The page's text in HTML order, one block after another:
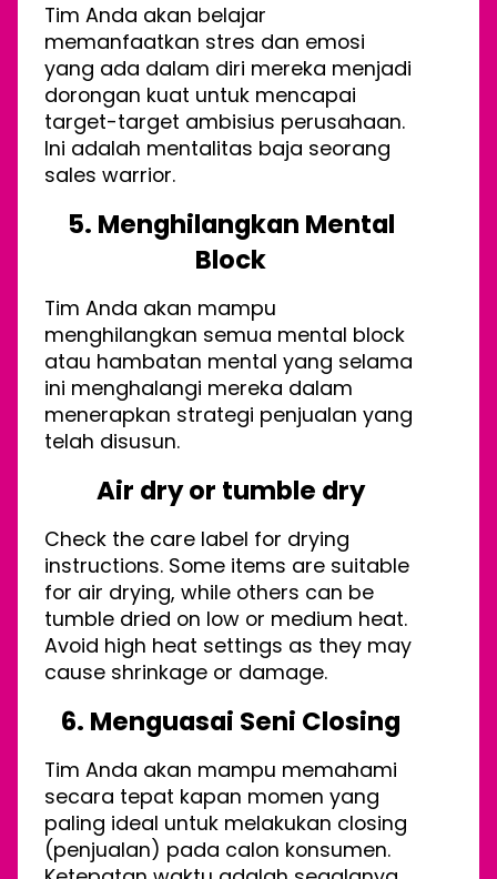
Tim Anda akan belajar
memanfaatkan stres dan emosi
yang ada dalam diri mereka menjadi
dorongan kuat untuk mencapai
target-target ambisius perusahaan.
Ini adalah mentalitas baja seorang
sales warrior.
5. Menghilangkan Mental
Block
Tim Anda akan mampu
menghilangkan semua mental block
atau hambatan mental yang selama
ini menghalangi mereka dalam
menerapkan strategi penjualan yang
telah disusun.
Air dry or tumble dry
Check the care label for drying
instructions. Some items are suitable
for air drying, while others can be
tumble dried on low or medium heat.
Avoid high heat settings as they may
cause shrinkage or damage.
6. Menguasai Seni Closing
Tim Anda akan mampu memahami
secara tepat kapan momen yang
paling ideal untuk melakukan closing
(penjualan) pada calon konsumen.